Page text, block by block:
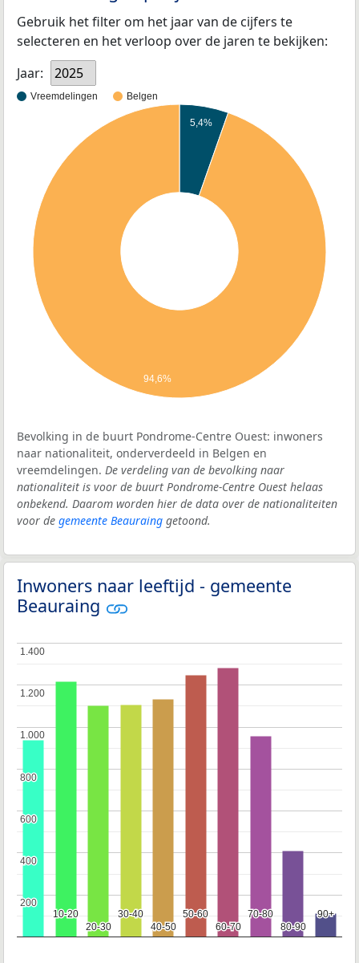
Gebruik het filter om het jaar van de cijfers te
selecteren en het verloop over de jaren te bekijken:
Jaar:
2025
Vreemdelingen Belgen
5,4%
94,6%
Bevolking in de buurt Pondrome-Centre Ouest: inwoners
naar nationaliteit, onderverdeeld in Belgen en
vreemdelingen. De verdeling van de bevolking naar
nationaliteit is voor de buurt Pondrome-Centre Ouest helaas
onbekend. Daarom worden hier de data over de nationaliteiten
voor de gemeente Beauraing getoond.
Inwoners naar leeftijd - gemeente
Beauraing
10-20
10-20
20-30
20-30
30-40
30-40
40-50
40-50
50-60
50-60
60-70
60-70
70-80
70-80
80-90
80-90
90+
90+
200
200
400
400
600
600
800
800
1.000
1.000
1.200
1.200
1.400
1.400